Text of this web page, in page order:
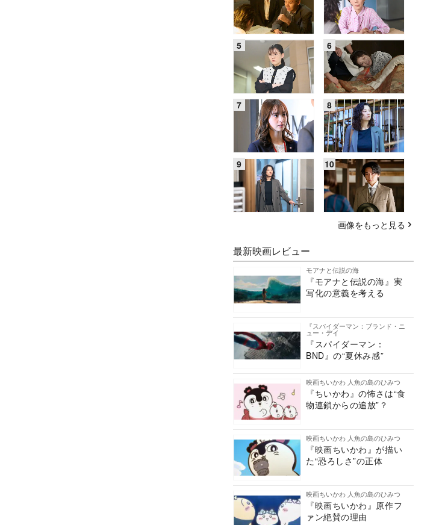
画像をもっと見る
最新映画レビュー
モアナと伝説の海
『モアナと伝説の海』実
写化の意義を考える
『スパイダーマン：ブランド・ニ
ュー・デイ
『スパイダーマン：
BND』の“夏休み感”
映画ちいかわ 人魚の島のひみつ
『ちいかわ』の怖さは“食
物連鎖からの追放”？
映画ちいかわ 人魚の島のひみつ
『映画ちいかわ』が描い
た“恐ろしさ”の正体
映画ちいかわ 人魚の島のひみつ
『映画ちいかわ』原作フ
ァン絶賛の理由